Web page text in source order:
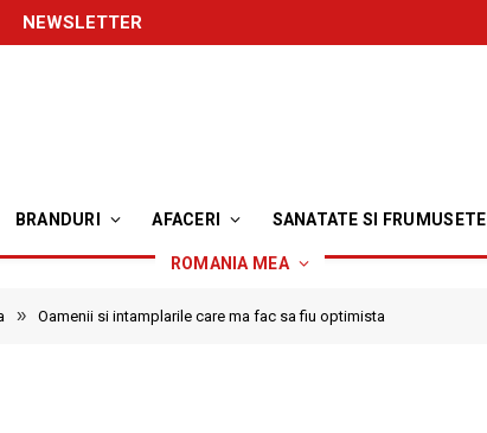
NEWSLETTER
BRANDURI AFACERI SANATATE SI FRUMUSETE
ROMANIA MEA
» Oamenii si intamplarile care ma fac sa fiu optimista